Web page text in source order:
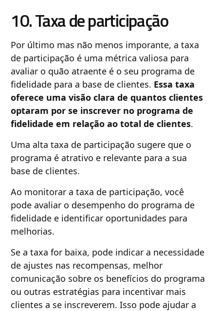
10. Taxa de participação
Por último mas não menos imporante, a taxa
de participação é uma métrica valiosa para
avaliar o quão atraente é o seu programa de
fidelidade para a base de clientes.​ Essa taxa
oferece uma visão clara de quantos clientes
optaram por se inscrever no programa de
fidelidade em relação ao total de clientes.
Uma alta taxa de participação sugere que o
programa é atrativo e relevante para a sua
base de clientes.
Ao monitorar a taxa de participação, você
pode avaliar o desempenho do programa de
fidelidade e identificar oportunidades para
melhorias.
Se a taxa for baixa, pode indicar a necessidade
de ajustes nas recompensas, melhor
comunicação sobre os benefícios do programa
ou outras estratégias para incentivar mais
clientes a se inscreverem. Isso pode ajudar a